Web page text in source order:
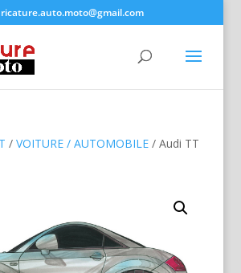
/ VOITURE / AUTOMOBILE/ Audi TT